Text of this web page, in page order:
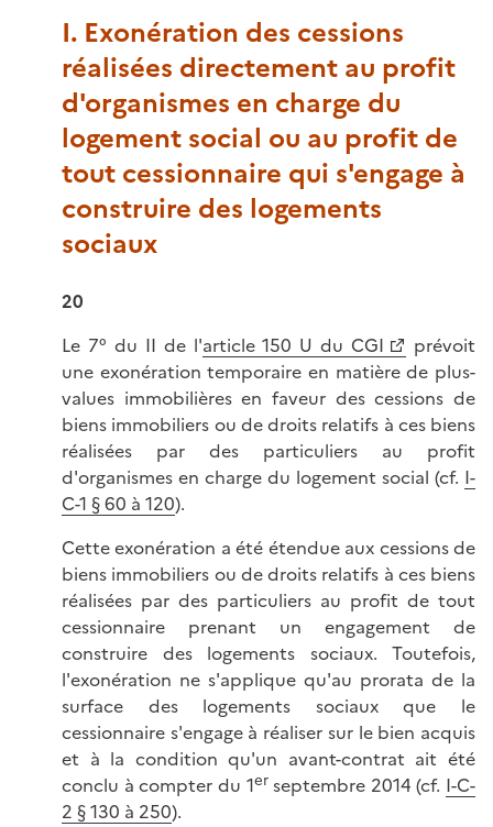
I. Exonération des cessions
réalisées directement au profit
d'organismes en charge du
logement social ou au profit de
tout cessionnaire qui s'engage à
construire des logements
sociaux
20
Le 7° du II de l'article 150 U du CGI
prévoit
une exonération temporaire en matière de plus-
values immobilières en faveur des cessions de
biens immobiliers ou de droits relatifs à ces biens
réalisées par des particuliers au profit
d'organismes en charge du logement social (cf. I-
C-1 § 60 à 120).
Cette exonération a été étendue aux cessions de
biens immobiliers ou de droits relatifs à ces biens
réalisées par des particuliers au profit de tout
cessionnaire prenant un engagement de
construire des logements sociaux. Toutefois,
l'exonération ne s'applique qu'au prorata de la
surface des logements sociaux que le
cessionnaire s'engage à réaliser sur le bien acquis
et à la condition qu'un avant-contrat ait été
conclu à compter du 1erseptembre 2014 (cf. I-C-
2 § 130 à 250).